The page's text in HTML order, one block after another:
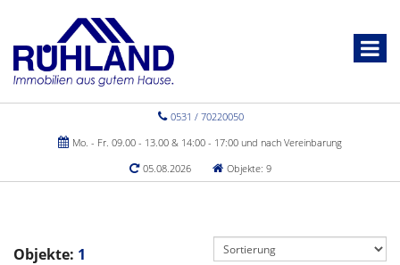
0531 / 70220050
Mo. - Fr. 09.00 - 13.00 & 14:00 - 17:00 und nach Vereinbarung
05.08.2026
Objekte: 9
Objekte: 1